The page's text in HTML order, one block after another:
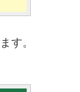
す。